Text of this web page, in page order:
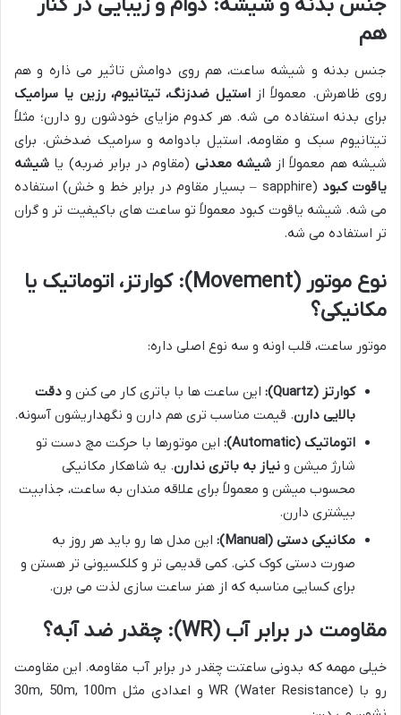
جنس بدنه و شیشه: دوام و زیبایی در کنار
هم
جنس بدنه و شیشه ساعت، هم روی دوامش تاثیر می ذاره و هم
روی ظاهرش. معمولاً ازاستیل ضدزنگ، تیتانیوم، رزین یا سرامیک
برای بدنه استفاده می شه. هر کدوم مزایای خودشون رو دارن؛ مثلاً
تیتانیوم سبک و مقاومه، استیل بادوامه و سرامیک ضدخش. برای
شیشه هم معمولاً ازشیشه معدنی (مقاوم در برابر ضربه) یا شیشه
یاقوت کبود
(sapphire – بسیار مقاوم در برابر خط و خش) استفاده
می شه. شیشه یاقوت کبود معمولاً تو ساعت های باکیفیت تر و گران
تر استفاده می شه.
نوع موتور (Movement): کوارتز، اتوماتیک یا
مکانیکی؟
موتور ساعت، قلب اونه و سه نوع اصلی داره:
کوارتز (Quartz): این ساعت ها با باتری کار می کنن و دقت
بالایی دارن. قیمت مناسب تری هم دارن و نگهداریشون آسونه.
اتوماتیک (Automatic):
این موتورها با حرکت مچ دست تو
شارژ میشن و نیاز به باتری ندارن. یه شاهکار مکانیکی
محسوب میشن و معمولاً برای علاقه مندان به ساعت، جذابیت
بیشتری دارن.
مکانیکی دستی (Manual):
این مدل ها رو باید هر روز به
صورت دستی کوک کنی. کمی قدیمی تر و کلکسیونی تر هستن و
برای کسایی مناسبه که از هنر ساعت سازی لذت می برن.
مقاومت در برابر آب (WR): چقدر ضد آبه؟
خیلی مهمه که بدونی ساعتت چقدر در برابر آب مقاومه. این مقاومت
رو با WR (Water Resistance) و اعدادی مثل 30m, 50m, 100m